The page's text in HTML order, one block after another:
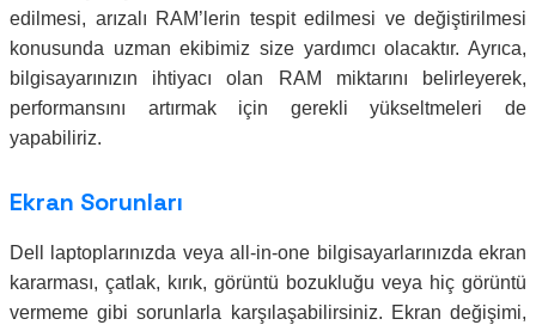
edilmesi, arızalı RAM’lerin tespit edilmesi ve değiştirilmesi
konusunda uzman ekibimiz size yardımcı olacaktır. Ayrıca,
bilgisayarınızın ihtiyacı olan RAM miktarını belirleyerek,
performansını artırmak için gerekli yükseltmeleri de
yapabiliriz.
Ekran Sorunları
Dell laptoplarınızda veya all-in-one bilgisayarlarınızda ekran
kararması, çatlak, kırık, görüntü bozukluğu veya hiç görüntü
vermeme gibi sorunlarla karşılaşabilirsiniz. Ekran değişimi,